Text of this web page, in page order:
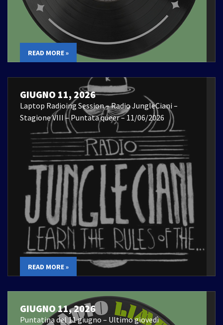
READ MORE »
GIUGNO 11, 2026
Laptop Radioing Session – Radio JungleCiani –
Stagione VIII – Puntata queer – 11/06/2026
READ MORE »
GIUGNO 11, 2026
Puntatina del 11 giugno – Ultimo giovedì